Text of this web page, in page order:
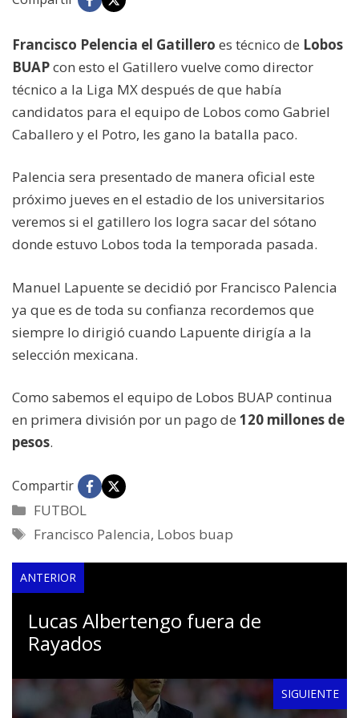
Francisco Pelencia el Gatillero es técnico de Lobos
BUAPcon esto el Gatillero vuelve como director
técnico a la Liga MX después de que había
candidatos para el equipo de Lobos como Gabriel
Caballero y el Potro, les gano la batalla paco.
Palencia sera presentado de manera oficial este
próximo jueves en el estadio de los universitarios
veremos si el gatillero los logra sacar del sótano
donde estuvo Lobos toda la temporada pasada.
Manuel Lapuente se decidió por Francisco Palencia
ya que es de toda su confianza recordemos que
siempre lo dirigió cuando Lapuente dirigía a la
selección mexicana.
Como sabemos el equipo de Lobos BUAP continua
en primera división por un pago de 120 millones de
pesos.
Compartir
Categorías
FUTBOL
Etiquetas
Francisco Palencia, Lobos buap
ANTERIOR
Lucas Albertengo fuera de
Rayados
SIGUIENTE